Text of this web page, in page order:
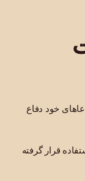
خود دفاع
قرار گرفته